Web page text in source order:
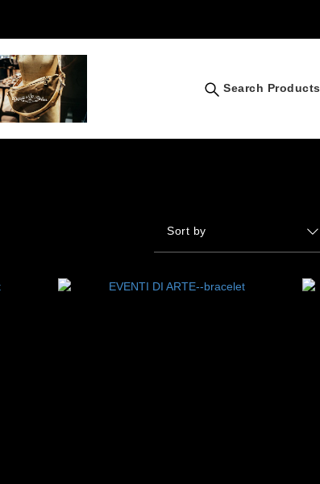
Search Products
Sort by